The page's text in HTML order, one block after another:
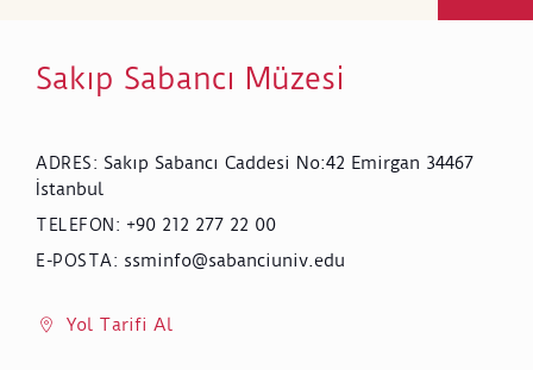
Sakıp Sabancı Müzesi
ADRES: Sakıp Sabancı Caddesi No:42 Emirgan 34467
İstanbul
TELEFON : +90 212 277 22 00
E-POSTA: ssminfo@sabanciuniv.edu
Yol Tarifi Al